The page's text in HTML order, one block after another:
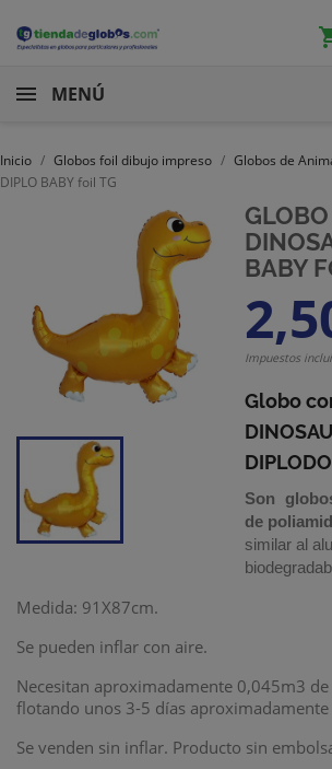
MENÚ
Inicio Globos foil dibujo impreso Globos de
DIPLO BABY foil TG
GLOBO
BABY
Impuestos
Globo
Son
de
similar al
Medida: 91X87cm.
Se pueden inflar con aire.
Necesitan aproximadamente 0,045m3
flotando unos 3-5 días
Se venden sin inflar. Producto sin